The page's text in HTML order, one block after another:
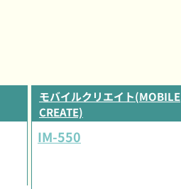
モバイルクリエイト(MOBILE
CREATE)
IM-550